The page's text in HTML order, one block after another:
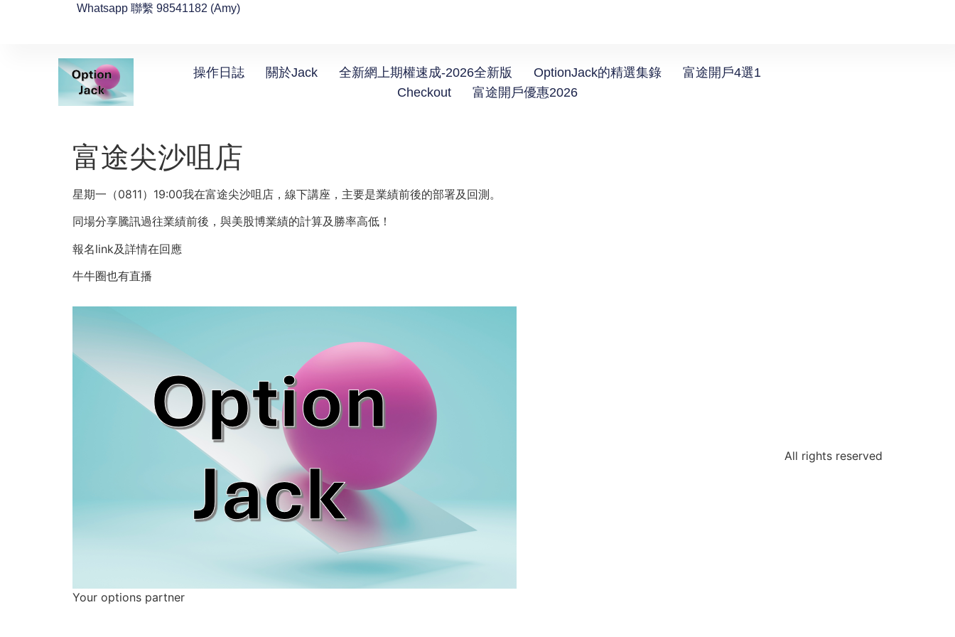
Whatsapp 聯繫 98541182 (Amy)
操作日誌 關於Jack 全新網上期權速成-2026全新版 OptionJack的精選集錄
富途開戶4選1
Checkout
富途開戶優惠2026
富途尖沙咀店
星期一（0811）19:00我在富途尖沙咀店，線下講座，主要是業績前後的部署及回測。
同場分享騰訊過往業績前後，與美股博業績的計算及勝率高低！
報名link及詳情在回應
牛牛圈也有直播
Your options partner
All rights reserved